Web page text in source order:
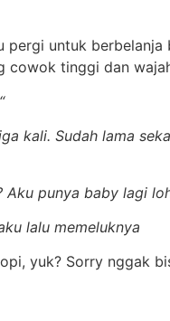
pergi untuk
cowok tinggi dan
kali. Sudah lama
Aku punya baby lagi
lalu memeluknya
yuk? Sorry nggak